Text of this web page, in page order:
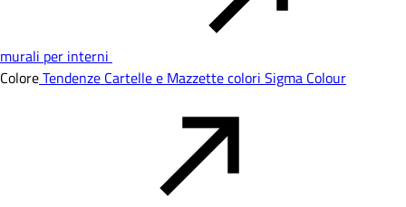
murali per interni
ColoreTendenze Cartelle e Mazzette colori Sigma Colour